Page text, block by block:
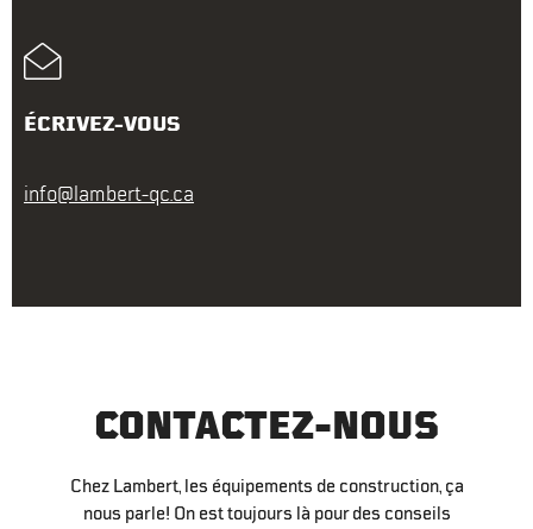
ÉCRIVEZ-VOUS
info@lambert-qc.ca
CONTACTEZ-NOUS
Chez Lambert, les équipements de construction, ça
nous parle! On est toujours là pour des conseils